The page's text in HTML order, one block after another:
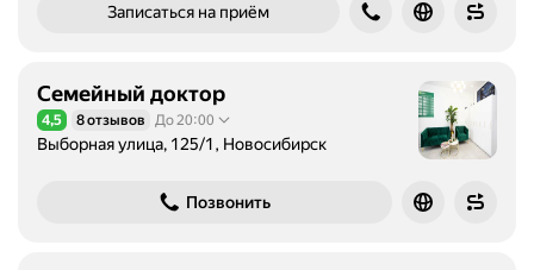
Записаться на приём
Семейный доктор
Рейтинг 4,5 из 5
4,5 8 отзывов До 20:00
Выборная улица, 125/1, Новосибирск
Позвонить